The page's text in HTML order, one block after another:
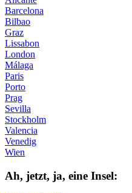
Barcelona
Bilbao
Graz
Lissabon
London
Málaga
Paris
Porto
Prag
Sevilla
Stockholm
Valencia
Venedig
Wien
Ah, jetzt, ja, ei­ne In­sel: